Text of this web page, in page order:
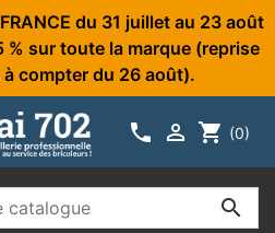
du 31 juillet au 23 août
sur toute la marque (reprise
compter du 26 août).
  shopping_cart (0)
